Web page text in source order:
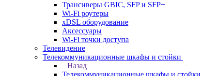
Трансиверы GBIC, SFP и SFP+
Wi-Fi роутеры
xDSL оборудование
Аксессуары
Wi-Fi точки доступа
Телевидение
Телекоммуникационные шкафы и стойки
Назад
Телекоммуникационные шкафы и стойки